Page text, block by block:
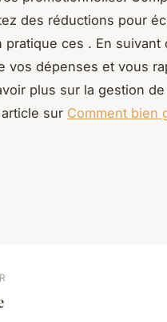
des réductions pour
ces . En
vos dépenses et vous
plus sur la gestion
sur Comment bien